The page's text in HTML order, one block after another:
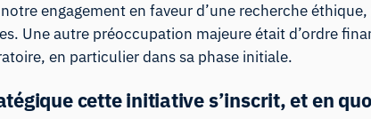
engagement en faveur d’une recherche
Une autre préoccupation majeure était d’ordre
en particulier dans sa phase initiale.
cette initiative s’inscrit, et en